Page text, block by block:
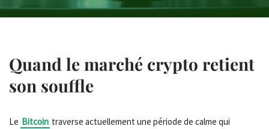
Quand le marché crypto retient
son souffle
Le Bitcoin traverse actuellement une période de calme qui